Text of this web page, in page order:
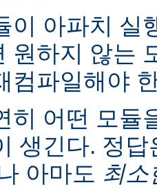
이 아파치 실
원하지 않는
컴파일해야
히 어떤 모듈
생긴다. 정
아마도 최소